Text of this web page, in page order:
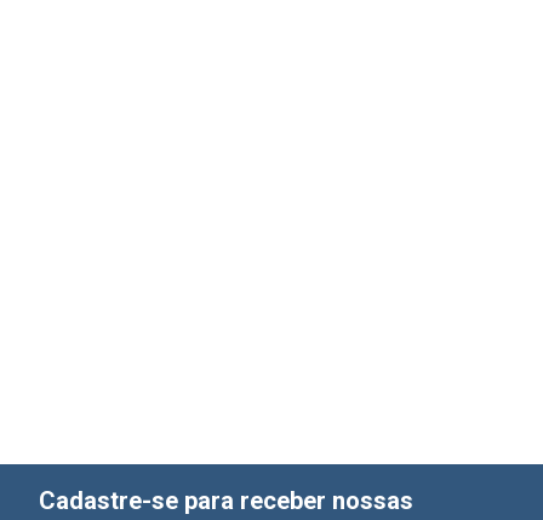
Cadastre-se para receber nossas